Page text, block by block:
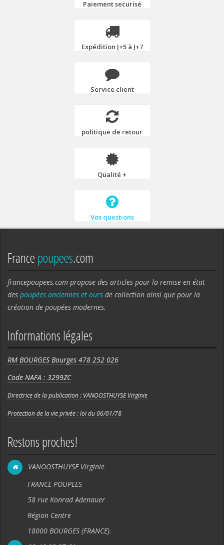
Paiement securisé
Expédition J+5 à J+7
Service client
politique de retour
Qualité +
Vos questions
Francepoupees.com
francepoupees.com propose des articles pour la remise en état
des poupées anciennes et ours de collection ainsi que pour la
création de poupées modernes.
Informations légales
RM BOURGES Bourges 478 252 026
Code NAFA : 3299ZC
Directrice de la publication : VANOOSTHUYSE Virginie
Protection de la vie privée : loi du 06/01/78
Restons proches!
VANOOSTHUYSE Virginie
FRANCE POUPEES
58 rue Konrad Adenauer
Région Centre
18000 BOURGES (FRANCE).